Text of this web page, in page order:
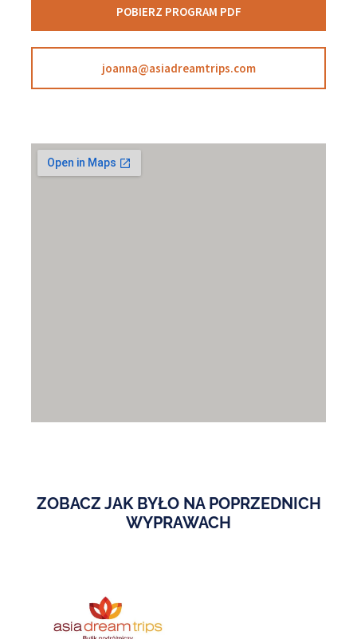
POBIERZ PROGRAM PDF
joanna@asiadreamtrips.com
ZOBACZ JAK BYŁO NA POPRZEDNICH
WYPRAWACH